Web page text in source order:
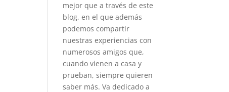
mejor que a través de este
blog, en el que además
podemos compartir
nuestras experiencias con
numerosos amigos que,
cuando vienen a casa y
prueban, siempre quieren
saber más. Va dedicado a